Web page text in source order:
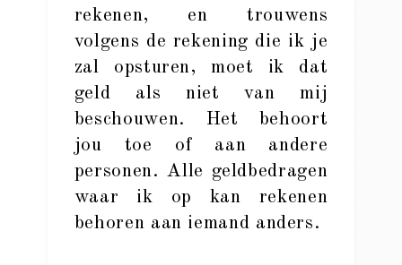
rekenen, en trouwens
volgens de rekening die ik je
zal opsturen, moet ik dat
geld als niet van mij
beschouwen. Het behoort
jou toe of aan andere
personen. Alle geldbedragen
waar ik op kan rekenen
behoren aan iemand anders.